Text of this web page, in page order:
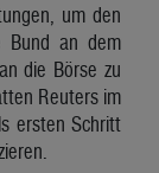
um den
Bund an dem
die Börse zu
Reuters im
ersten Schritt